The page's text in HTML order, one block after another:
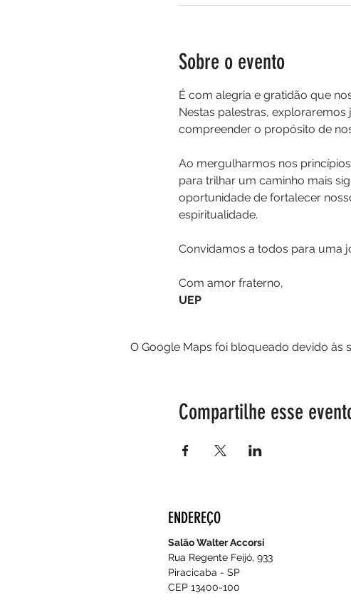
Sobre o evento
É com alegria e gratidão que
Nestas palestras,
compreender o propósito de
Ao mergulharmos nos
para trilhar um caminho mais
oportunidade de fortalecer
espiritualidade.
Convidamos a todos para uma
Com amor fraterno,
UEP
O Google Maps foi bloqueado devido às
Compartilhe esse
ENDEREÇO
Salão Walter Accorsi
Rua Regente Feijó, 933
Piracicaba - SP
CEP 13400-100